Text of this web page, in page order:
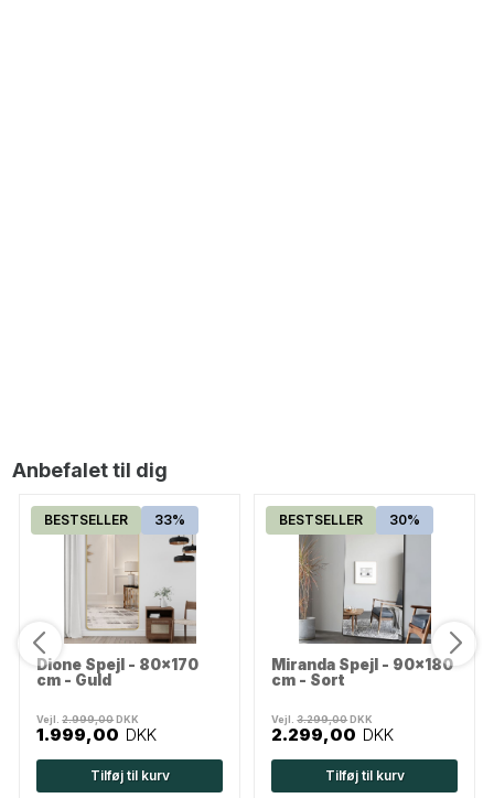
Anbefalet til dig
BESTSELLER 33%
Dione Spejl - 80x170
cm - Guld
Vejl.2.999,00DKK
1.999,00 DKK
Tilføj til kurv
BESTSELLER 30%
Miranda Spejl - 90x180
cm - Sort
Vejl.3.299,00DKK
2.299,00 DKK
Tilføj til kurv